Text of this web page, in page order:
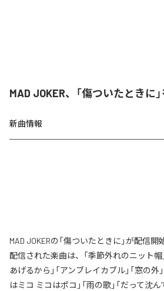
MAD JOKER、「傷ついたときに
新曲情報
MAD JOKERの「傷ついたときに」が配信
配信された楽曲は、「季節外れのニット帽
あげるから」「アンブレイカブル」「窓の外
はミコ ミコはポコ」「雨の歌」「だって沈